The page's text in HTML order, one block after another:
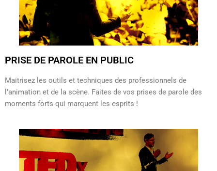
PRISE DE PAROLE EN PUBLIC
Maitrisez les outils et techniques des professionnels de
l’animation et de la scène. Faites de vos prises de parole des
moments forts qui marquent les esprits !